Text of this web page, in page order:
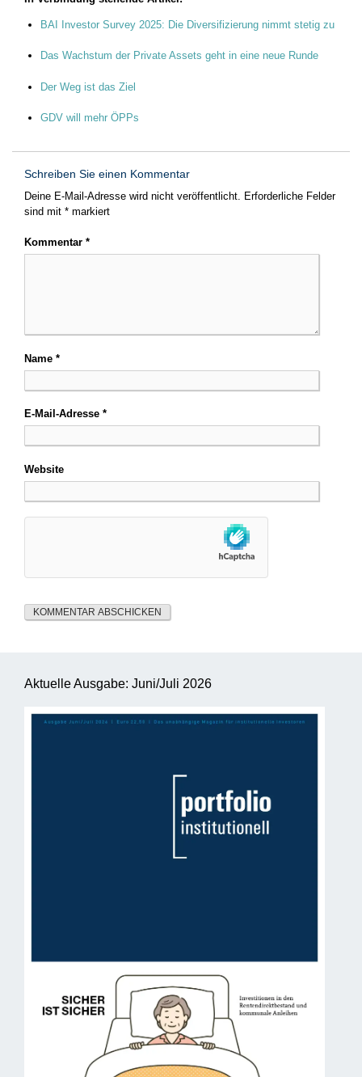
BAI Investor Survey 2025: Die Diversifizierung nimmt stetig zu
Das Wachstum der Private Assets geht in eine neue Runde
Der Weg ist das Ziel
GDV will mehr ÖPPs
Schreiben Sie einen Kommentar
Deine E-Mail-Adresse wird nicht veröffentlicht.
Erforderliche Felder
sind mit * markiert
Kommentar *
Name *
E-Mail-Adresse *
Website
Aktuelle Ausgabe: Juni/Juli 2026